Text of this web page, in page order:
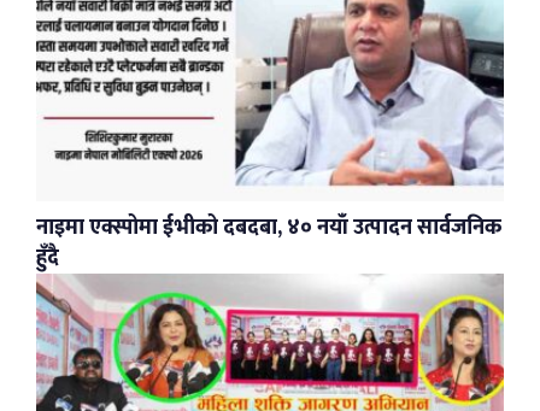
नाइमा एक्स्पोमा ईभीको दबदबा, ४० नयाँ उत्पादन सार्वजनिक
हुँदै